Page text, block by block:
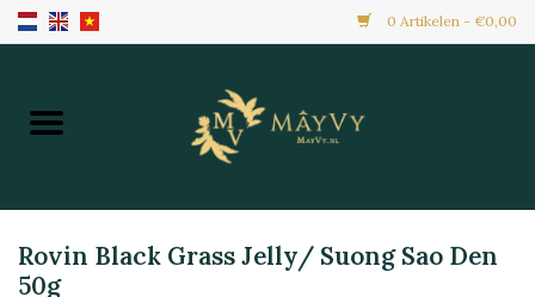
0 Artikelen - €0,00
Home
Nieuw Binnen
Rovin Black Grass Jelly/ Suong Sao Den
50g